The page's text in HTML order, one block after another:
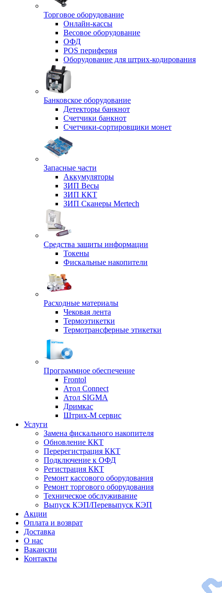
Торговое оборудование
Онлайн-кассы
Весовое оборудование
ОФД
POS периферия
Оборудование для штрих-кодирования
Банковское оборудование
Детекторы банкнот
Счетчики банкнот
Счетчики-сортировщики монет
Запасные части
Аккумуляторы
ЗИП Весы
ЗИП ККТ
ЗИП Сканеры Mertech
Средства защиты информации
Токены
Фискальные накопители
Расходные материалы
Чековая лента
Термоэтикетки
Термотрансферные этикетки
Программное обеспечение
Frontol
Атол Connect
Атол SIGMA
Дримкас
Штрих-М сервис
Услуги
Замена фискального накопителя
Обновление ККТ
Перерегистрация ККТ
Подключение к ОФД
Регистрация ККТ
Ремонт кассового оборудования
Ремонт торгового оборудования
Техническое обслуживание
Выпуск КЭП/Перевыпуск КЭП
Акции
Оплата и возврат
Доставка
О нас
Вакансии
Контакты